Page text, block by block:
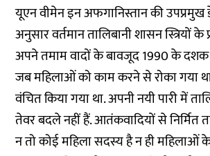
यूएन वीमेन इन अफगानिस्तान की उपप्रमुख
अनुसार वर्तमान तालिबानी शासन स्त्रियों के
अपने तमाम वादों के बावजूद 1990 के दशक
जब महिलाओं को काम करने से रोका गया
वंचित किया गया था. अपनी नयी पारी में
तेवर बदले नहीं हैं. आतंकवादियों से निर्मित
न तो कोई महिला सदस्य है न ही महिलाओं